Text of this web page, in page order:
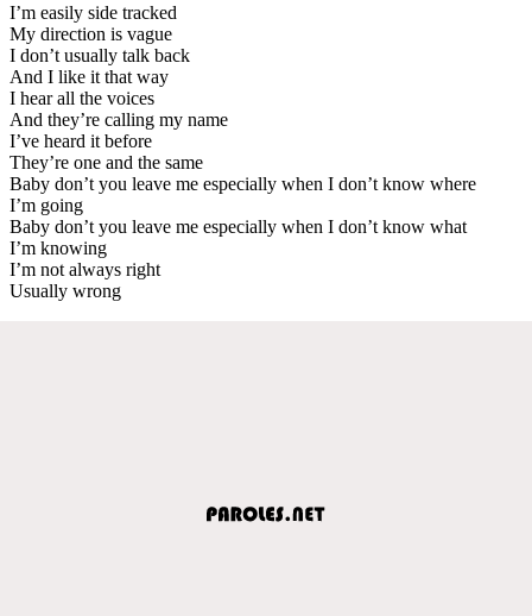
I’m easily side tracked
My direction is vague
I don’t usually talk back
And I like it that way
I hear all the voices
And they’re calling my name
I’ve heard it before
They’re one and the same
Baby don’t you leave me especially when I don’t know where
I’m going
Baby don’t you leave me especially when I don’t know what
I’m knowing
I’m not always right
Usually wrong